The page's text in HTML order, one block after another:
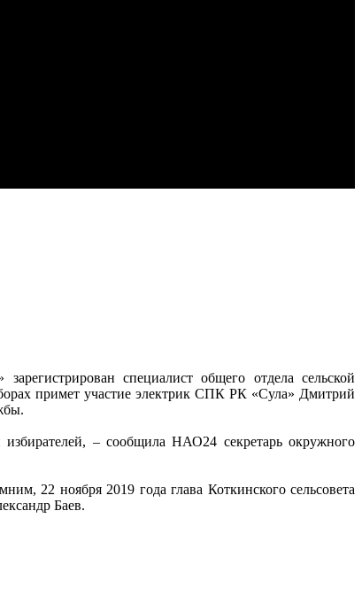
специалист общего отдела сельской
примет участие электрик СПК РК «Сула» Дмитрий
– сообщила НАО24 секретарь окружного
22 ноября 2019 года глава Коткинского сельсовета
Баев.